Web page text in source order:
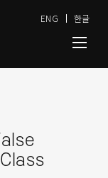
ENG 한글